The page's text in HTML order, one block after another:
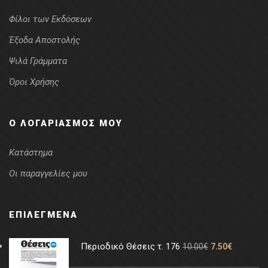
Φίλοι των Εκδόσεων
Έξοδα Αποστολής
Ψιλά Γράμματα
Όροι Χρήσης
Ο ΛΟΓΑΡΙΑΣΜΌΣ ΜΟΥ
Κατάστημα
Οι παραγγελίες μου
ΕΠΙΛΕΓΜΈΝΑ
Περιοδικό Θέσεις τ. 176 10.00€ 7.50€